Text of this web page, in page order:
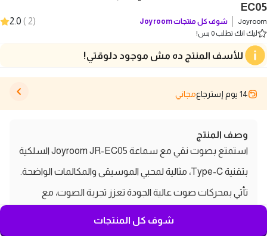
EC05
Joyroom شوف كل منتجاتJoyroom
(
2
)
2.0
ليك انك تطلب 0 بس!
للأسف المنتج ده مش موجود دلوقتي!
14 يوم إسترجاع مجاني
وصف المنتج
استمتع بصوت نقي مع سماعة Joyroom JR-EC05 السلكية
بتقنية Type-C، مثالية لمحبي الموسيقى والمكالمات الواضحة.
تأتي بمحركات صوت عالية الجودة تعزز تجربة الصوت، مع
شوف كل المنتجات